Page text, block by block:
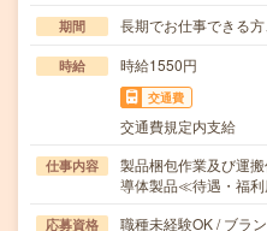
期間 長期でお仕事できる方
時給 時給1550円
交通費
交通費規定内支給
仕事内容
製品梱包作業及び運
導体製品≪待遇・福
応募資格
職種未経験OK / ブラ